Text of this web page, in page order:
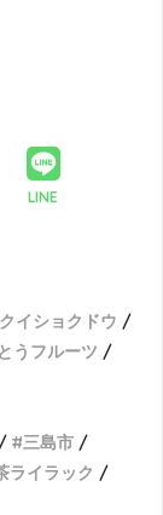
LINE
イショクドウ
うフルーツ
三島市
ライラック